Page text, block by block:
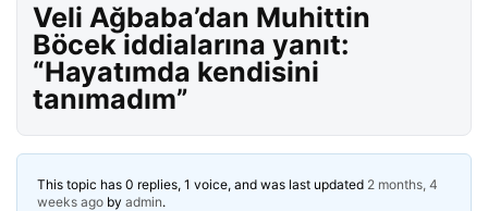
Veli Ağbaba’dan Muhittin
Böcek iddialarına yanıt:
“Hayatımda kendisini
tanımadım”
This topic has 0 replies, 1 voice, and was last updated 2 months, 4
weeks ago by admin.